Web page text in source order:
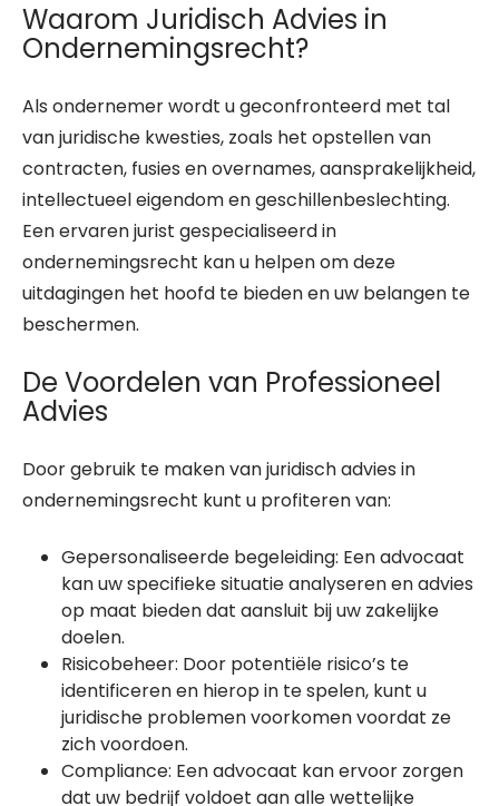
Waarom Juridisch Advies in
Ondernemingsrecht?
Als ondernemer wordt u geconfronteerd met tal
van juridische kwesties, zoals het opstellen van
contracten, fusies en overnames, aansprakelijkheid,
intellectueel eigendom en geschillenbeslechting.
Een ervaren jurist gespecialiseerd in
ondernemingsrecht kan u helpen om deze
uitdagingen het hoofd te bieden en uw belangen te
beschermen.
De Voordelen van Professioneel
Advies
Door gebruik te maken van juridisch advies in
ondernemingsrecht kunt u profiteren van:
Gepersonaliseerde begeleiding: Een advocaat
kan uw specifieke situatie analyseren en advies
op maat bieden dat aansluit bij uw zakelijke
doelen.
Risicobeheer: Door potentiële risico’s te
identificeren en hierop in te spelen, kunt u
juridische problemen voorkomen voordat ze
zich voordoen.
Compliance: Een advocaat kan ervoor zorgen
dat uw bedrijf voldoet aan alle wettelijke